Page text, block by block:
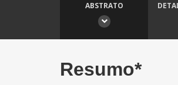
ABSTRATO
Resumo*